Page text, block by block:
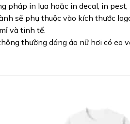
pháp in lụa hoặc in decal, in pest,
sẽ phụ thuộc vào kích thước
và tinh tế.
thường dáng áo nữ hơi có eo